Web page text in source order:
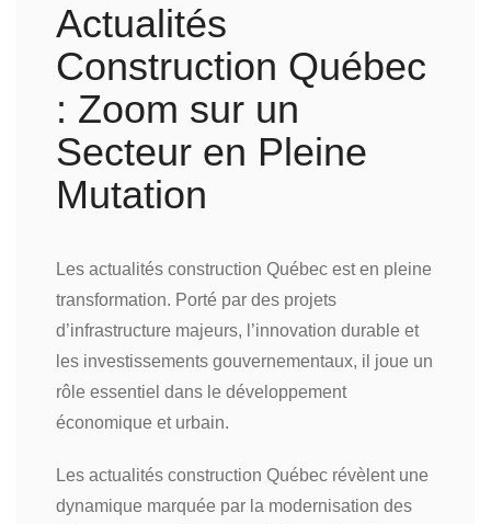
Actualités
Construction Québec
: Zoom sur un
Secteur en Pleine
Mutation
Les actualités construction Québec est en pleine
transformation. Porté par des projets
d’infrastructure majeurs, l’innovation durable et
les investissements gouvernementaux, il joue un
rôle essentiel dans le développement
économique et urbain.
Les actualités construction Québec révèlent une
dynamique marquée par la modernisation des